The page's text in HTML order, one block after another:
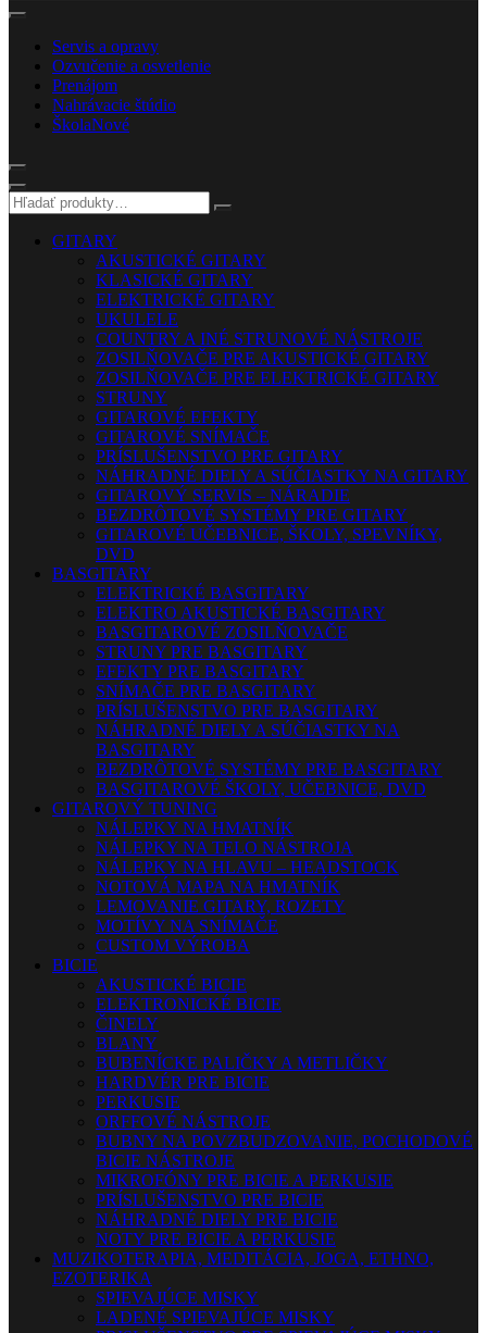
Servis a opravy
Ozvučenie a osvetlenie
Prenájom
Nahrávacie štúdio
ŠkolaNové
GITARY
AKUSTICKÉ GITARY
KLASICKÉ GITARY
ELEKTRICKÉ GITARY
UKULELE
COUNTRY A INÉ STRUNOVÉ NÁSTROJE
ZOSILŇOVAČE PRE AKUSTICKÉ GITARY
ZOSILŇOVAČE PRE ELEKTRICKÉ GITARY
STRUNY
GITAROVÉ EFEKTY
GITAROVÉ SNÍMAČE
PRÍSLUŠENSTVO PRE GITARY
NÁHRADNÉ DIELY A SÚČIASTKY NA GITARY
GITAROVÝ SERVIS – NÁRADIE
BEZDRÔTOVÉ SYSTÉMY PRE GITARY
GITAROVÉ UČEBNICE, ŠKOLY, SPEVNÍKY,
DVD
BASGITARY
ELEKTRICKÉ BASGITARY
ELEKTRO AKUSTICKÉ BASGITARY
BASGITAROVÉ ZOSILŇOVAČE
STRUNY PRE BASGITARY
EFEKTY PRE BASGITARY
SNÍMAČE PRE BASGITARY
PRÍSLUŠENSTVO PRE BASGITARY
NÁHRADNÉ DIELY A SÚČIASTKY NA
BASGITARY
BEZDRÔTOVÉ SYSTÉMY PRE BASGITARY
BASGITAROVÉ ŠKOLY, UČEBNICE, DVD
GITAROVÝ TUNING
NÁLEPKY NA HMATNÍK
NÁLEPKY NA TELO NÁSTROJA
NÁLEPKY NA HLAVU – HEADSTOCK
NOTOVÁ MAPA NA HMATNÍK
LEMOVANIE GITARY, ROZETY
MOTÍVY NA SNÍMAČE
CUSTOM VÝROBA
BICIE
AKUSTICKÉ BICIE
ELEKTRONICKÉ BICIE
ČINELY
BLANY
BUBENÍCKE PALIČKY A METLIČKY
HARDVÉR PRE BICIE
PERKUSIE
ORFFOVÉ NÁSTROJE
BUBNY NA POVZBUDZOVANIE, POCHODOVÉ
BICIE NÁSTROJE
MIKROFÓNY PRE BICIE A PERKUSIE
PRÍSLUŠENSTVO PRE BICIE
NÁHRADNÉ DIELY PRE BICIE
NOTY PRE BICIE A PERKUSIE
MUZIKOTERAPIA, MEDITÁCIA, JOGA, ETHNO,
EZOTERIKA
SPIEVAJÚCE MISKY
LADENÉ SPIEVAJÚCE MISKY